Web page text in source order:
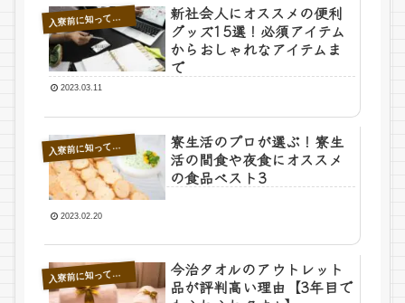
入寮前に知っておきたいこと
新社会人にオススメの便利
グッズ15選！必須アイテム
からおしゃれなアイテムま
で
2023.03.11
入寮前に知っておきたいこと
寮生活のプロが選ぶ！寮生
活の間食や夜食にオススメ
の食品ベスト3
2023.02.20
入寮前に知っておきたいこと
今治タオルのアウトレット
品が評判高い理由【3年目で